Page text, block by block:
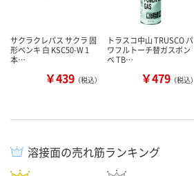
サクラクレパス サクラ 固
形ペンキ 白 KSC50-W 1
本…
￥439 （税込）
トラスコ中山 TRUSCO パ
ワフルトーチ替ガスボン
ベ TB…
￥479 （税込）
溶接面の売れ筋ランキング